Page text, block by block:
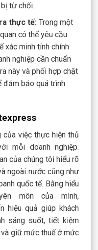
từ chối.
thực tế: Trong một
có thể yêu cầu
xác minh tính chính
nghiệp cần chuẩn
này và phối hợp chặt
đảm bảo quá trình
của việc thực hiện thủ
mỗi doanh nghiệp.
của chúng tôi hiểu rõ
ngoài nước cũng như
quốc tế. Bằng hiểu
môn của mình,
hiệu quả giúp khách
sáng suốt, tiết kiệm
giữ mức thuế ở mức